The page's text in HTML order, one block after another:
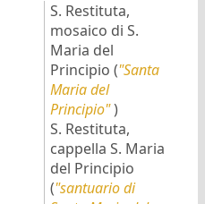
S. Restituta,
mosaico di S.
Maria del
Principio ("Santa
Maria del
Principio")
S. Restituta,
cappella S. Maria
del Principio
("santuario di